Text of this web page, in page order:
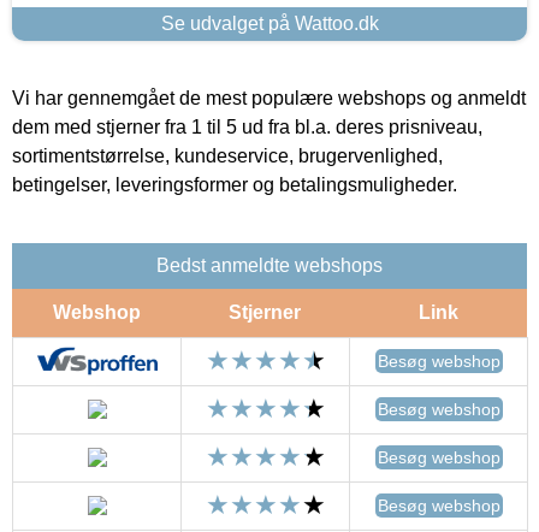
Se udvalget på Wattoo.dk
Vi har gennemgået de mest populære webshops og anmeldt
dem med stjerner fra 1 til 5 ud fra bl.a. deres prisniveau,
sortimentstørrelse, kundeservice, brugervenlighed,
betingelser, leveringsformer og betalingsmuligheder.
Bedst anmeldte webshops
Webshop Stjerner Link
Besøg webshop
Besøg webshop
Besøg webshop
Besøg webshop